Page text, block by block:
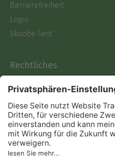
Barrierefreiheit
Login
Skoobe liest
Rechtliches
AGB
Informationen nach Data
Act
Verträge hier kündigen
Impressum